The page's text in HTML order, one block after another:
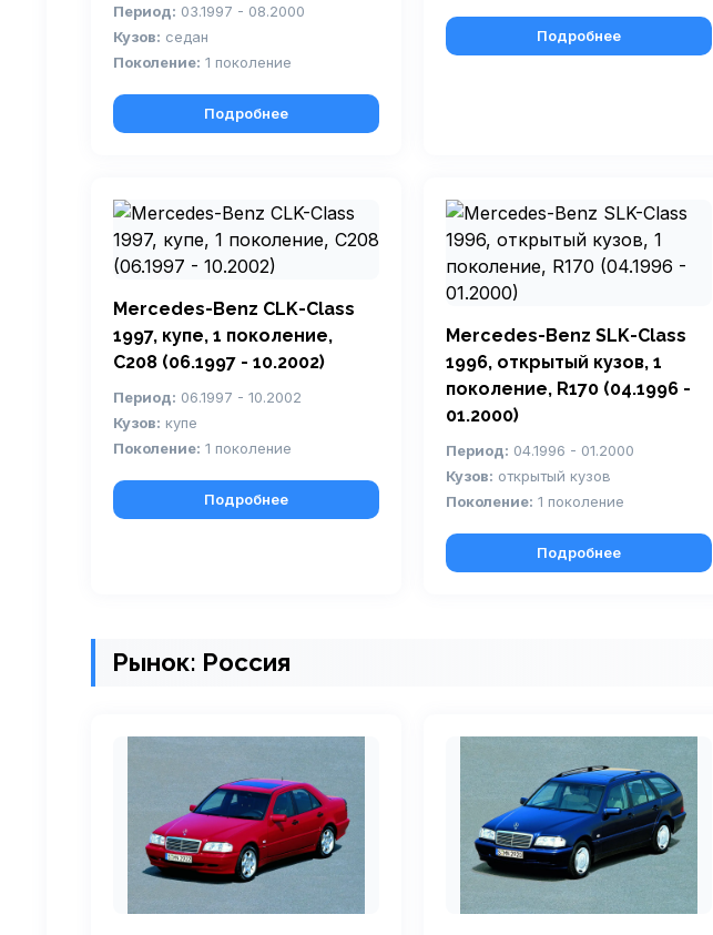
Период: 03.1997 - 08.2000
Кузов: седан
Поколение: 1 поколение
Подробнее
Подробнее
Mercedes-Benz CLK-Class
1997, купе, 1 поколение,
C208 (06.1997 - 10.2002)
Период: 06.1997 - 10.2002
Кузов: купе
Поколение: 1 поколение
Подробнее
Mercedes-Benz SLK-Class
1996, открытый кузов, 1
поколение, R170 (04.1996 -
01.2000)
Период: 04.1996 - 01.2000
Кузов: открытый кузов
Поколение: 1 поколение
Подробнее
Рынок: Россия